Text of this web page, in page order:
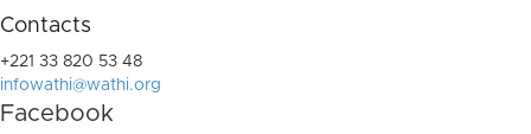
Contacts
+221 33 820 53 48
infowathi@wathi.org
Facebook